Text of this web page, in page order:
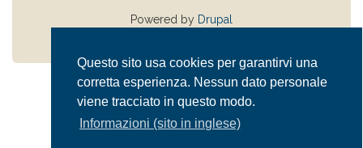
Questo sito usa cookies per garantirvi una
corretta esperienza. Nessun dato personale
viene tracciato in questo modo.
Informazioni (sito in inglese)
Powered by Drupal